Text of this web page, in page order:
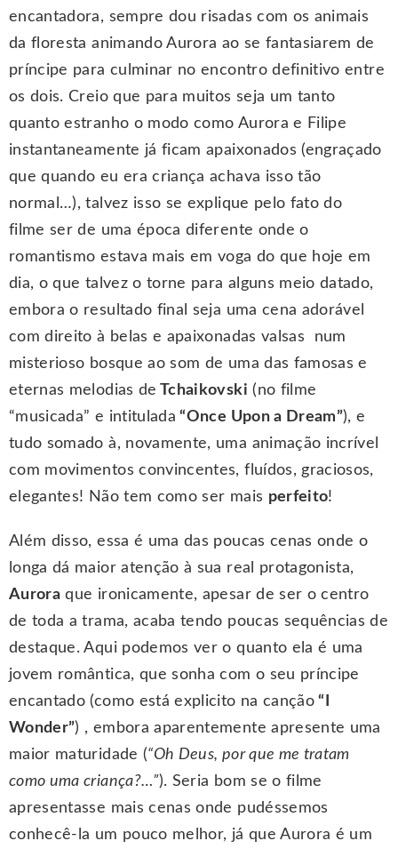
encantadora, sempre dou risadas com os animais
da floresta animando Aurora ao se fantasiarem de
príncipe para culminar no encontro definitivo entre
os dois. Creio que para muitos seja um tanto
quanto estranho o modo como Aurora e Filipe
instantaneamente já ficam apaixonados (engraçado
que quando eu era criança achava isso tão
normal…), talvez isso se explique pelo fato do
filme ser de uma época diferente onde o
romantismo estava mais em voga do que hoje em
dia, o que talvez o torne para alguns meio datado,
embora o resultado final seja uma cena adorável
com direito à belas e apaixonadas valsas num
misterioso bosque ao som de uma das famosas e
eternas melodias de Tchaikovski (no filme
“musicada” e intitulada “Once Upon a Dream”), e
tudo somado à, novamente, uma animação incrível
com movimentos convincentes, fluídos, graciosos,
elegantes! Não tem como ser mais perfeito!
Além disso, essa é uma das poucas cenas onde o
longa dá maior atenção à sua real protagonista,
Aurora que ironicamente, apesar de ser o centro
de toda a trama, acaba tendo poucas sequências de
destaque. Aqui podemos ver o quanto ela é uma
jovem romântica, que sonha com o seu príncipe
encantado (como está explicito na canção “I
Wonder”) , embora aparentemente apresente uma
maior maturidade (“Oh Deus, por que me tratam
como uma criança?…”). Seria bom se o filme
apresentasse mais cenas onde pudéssemos
conhecê-la um pouco melhor, já que Aurora é um